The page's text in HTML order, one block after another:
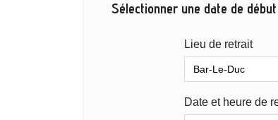
Sélectionner une date de
Lieu de retrait
Date et heure de